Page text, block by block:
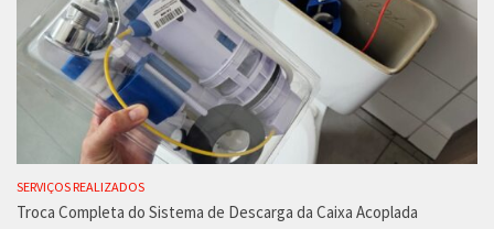
SERVIÇOS REALIZADOS
Troca Completa do Sistema de Descarga da Caixa Acoplada